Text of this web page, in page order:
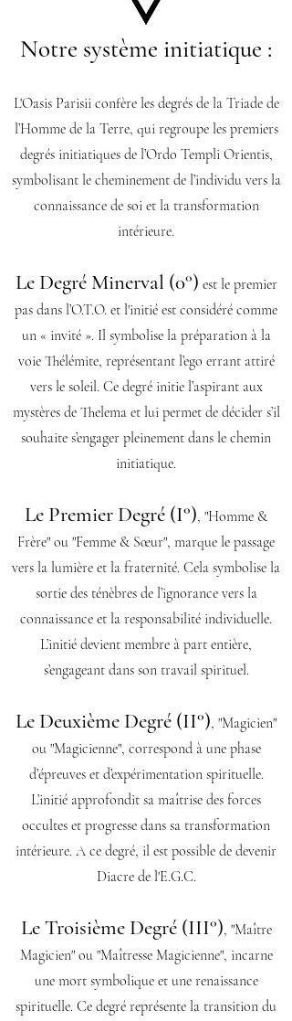
Notre système initiatique :
L'Oasis Parisii confère les degrés de la Triade de
l’Homme de la Terre, qui regroupe les premiers
degrés initiatiques de l’Ordo Templi Orientis,
symbolisant le cheminement de l’individu vers la
connaissance de soi et la transformation
intérieure.
Le Degré Minerval (0°) est le premier
pas dans l’O.T.O. et l'initié est considéré comme
un « invité ». Il symbolise la préparation à la
voie Thélémite, représentant l’ego errant attiré
vers le soleil. Ce degré initie l’aspirant aux
mystères de Thelema et lui permet de décider s’il
souhaite s’engager pleinement dans le chemin
initiatique.
Le Premier Degré (I°), "Homme &
Frère" ou "Femme & Sœur", marque le passage
vers la lumière et la fraternité. Cela symbolise la
sortie des ténèbres de l’ignorance vers la
connaissance et la responsabilité individuelle.
L’initié devient membre à part entière,
s’engageant dans son travail spirituel.
Le Deuxième Degré (II°), "Magicien"
ou "Magicienne", correspond à une phase
d’épreuves et d’expérimentation spirituelle.
L’initié approfondit sa maîtrise des forces
occultes et progresse dans sa transformation
intérieure. A ce degré, il est possible de devenir
Diacre de l'E.G.C.
Le Troisième Degré (III°), "Maître
Magicien" ou "Maîtresse Magicienne", incarne
une mort symbolique et une renaissance
spirituelle. Ce degré représente la transition du